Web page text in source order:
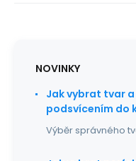
NOVINKY
Jak vybrat tvar
podsvícením do
Výběr správného